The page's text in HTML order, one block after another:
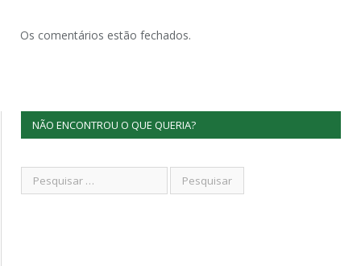
Os comentários estão fechados.
NÃO ENCONTROU O QUE QUERIA?